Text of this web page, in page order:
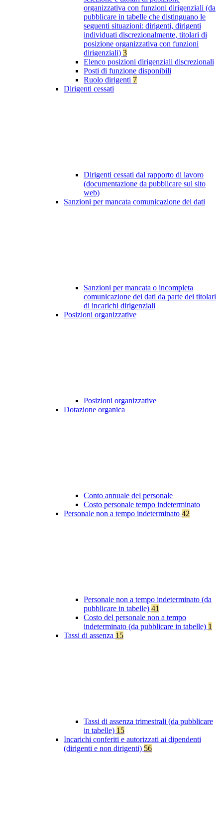
organizzativa con funzioni dirigenziali (da
pubblicare in tabelle che distinguano le
seguenti situazioni: dirigenti, dirigenti
individuati discrezionalmente, titolari di
posizione organizzativa con funzioni
dirigenziali) 3
Elenco posizioni dirigenziali discrezionali
Posti di funzione disponibili
Ruolo dirigenti 7
Dirigenti cessati
Dirigenti cessati dal rapporto di lavoro
(documentazione da pubblicare sul sito
web)
Sanzioni per mancata comunicazione dei dati
Sanzioni per mancata o incompleta
comunicazione dei dati da parte dei titolari
di incarichi dirigenziali
Posizioni organizzative
Posizioni organizzative
Dotazione organica
Conto annuale del personale
Costo personale tempo indeterminato
Personale non a tempo indeterminato 42
Personale non a tempo indeterminato (da
pubblicare in tabelle) 41
Costo del personale non a tempo
indeterminato (da pubblicare in tabelle) 1
Tassi di assenza 15
Tassi di assenza trimestrali (da pubblicare
in tabelle) 15
Incarichi conferiti e autorizzati ai dipendenti
(dirigenti e non dirigenti) 56